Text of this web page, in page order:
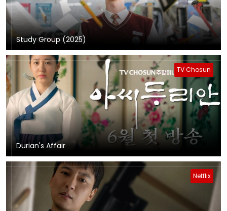
Study Group (2025)
TV Chosun
Durian's Affair
Netflix